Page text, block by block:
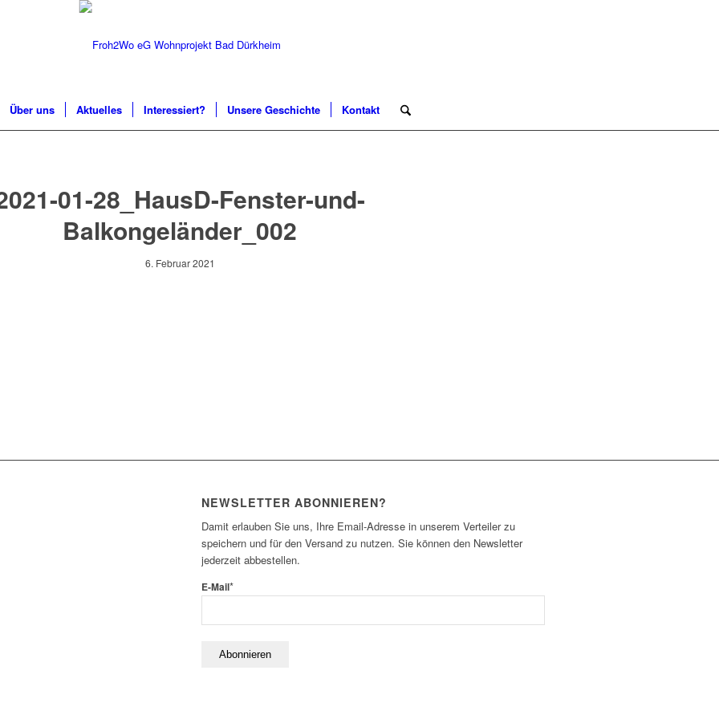
Über uns Aktuelles Interessiert? Unsere Geschichte Kontakt
01-28_HausD-Fenster-und-
Balkongeländer_002
6. Februar 2021
NEWSLETTER ABONNIEREN?
Damit erlauben Sie uns, Ihre Email-Adresse in unserem Verteiler zu
speichern und für den Versand zu nutzen. Sie können den Newsletter
jederzeit abbestellen.
E-Mail*